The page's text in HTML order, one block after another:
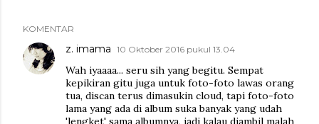
KOMENTAR
z. imama 10 Oktober 2016 pukul 13.04
Wah iyaaaa... seru sih yang begitu. Sempat
kepikiran gitu juga untuk foto-foto lawas orang
tua, discan terus dimasukin cloud, tapi foto-foto
lama yang ada di album suka banyak yang udah
'lengket' sama albumnya, jadi kalau diambil malah